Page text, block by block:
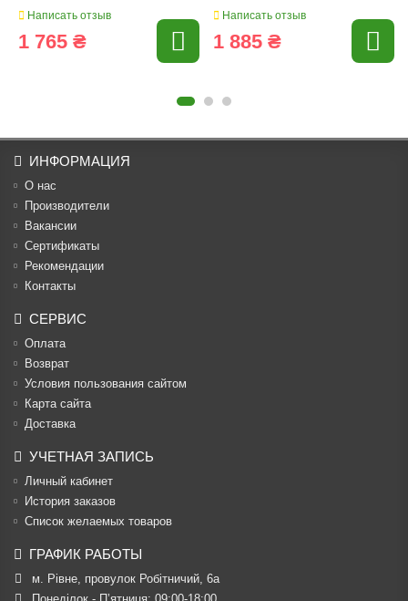
Написать отзыв
1 765 ₴
Написать отзыв
1 885 ₴
ИНФОРМАЦИЯ
О нас
Производители
Вакансии
Cертификаты
Рекомендации
Контакты
СЕРВИС
Оплата
Возврат
Условия пользования сайтом
Карта сайта
Доставка
УЧЕТНАЯ ЗАПИСЬ
Личный кабинет
История заказов
Список желаемых товаров
ГРАФИК РАБОТЫ
м. Рівне, провулок Робітничий, 6а